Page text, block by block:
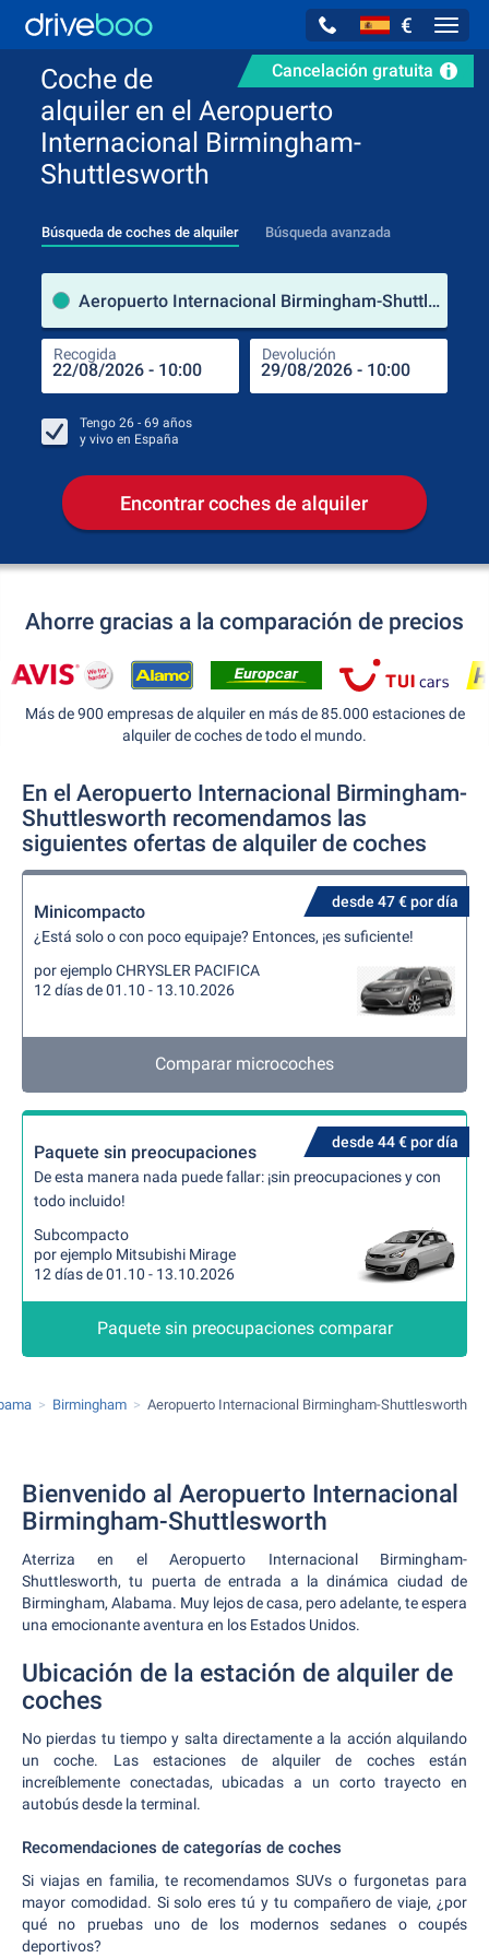
€
Cancelación gratuita
Coche de
alquiler en el Aeropuerto
Internacional Birmingham-
Shuttlesworth
Búsqueda de coches de alquiler Búsqueda avanzada
Aeropuerto Internacional Birmingham-Shuttlesworth (Alabama / Estados Unidos de América)
Recogida Devolución
Tengo 26 - 69 años
y vivo en España
Encontrar coches de alquiler
Ahorre gracias a la comparación de precios
Más de 900 empresas de alquiler en más de 85.000 estaciones de
alquiler de coches de todo el mundo.
En el Aeropuerto Internacional Birmingham-
Shuttlesworth recomendamos las
siguientes ofertas de alquiler de coches
desde 47 € por día
Minicompacto
¿Está solo o con poco equipaje? Entonces, ¡es suficiente!
por ejemplo CHRYSLER PACIFICA
12 días de 01.10 - 13.10.2026
Comparar microcoches
desde 44 € por día
Paquete sin preocupaciones
De esta manera nada puede fallar: ¡sin preocupaciones y con
todo incluido!
Subcompacto
por ejemplo Mitsubishi Mirage
12 días de 01.10 - 13.10.2026
Paquete sin preocupaciones comparar
Birmingham Aeropuerto Internacional Birmingham-Shuttlesworth
Bienvenido al Aeropuerto Internacional
Birmingham-Shuttlesworth
Aterriza en el Aeropuerto Internacional Birmingham-
Shuttlesworth, tu puerta de entrada a la dinámica ciudad de
Birmingham, Alabama. Muy lejos de casa, pero adelante, te espera
una emocionante aventura en los Estados Unidos.
Ubicación de la estación de alquiler de
coches
No pierdas tu tiempo y salta directamente a la acción alquilando
un coche. Las estaciones de alquiler de coches están
increíblemente conectadas, ubicadas a un corto trayecto en
autobús desde la terminal.
Recomendaciones de categorías de coches
Si viajas en familia, te recomendamos SUVs o furgonetas para
mayor comodidad. Si solo eres tú y tu compañero de viaje, ¿por
qué no pruebas uno de los modernos sedanes o coupés
deportivos?